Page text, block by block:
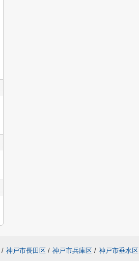
/ 神戸市長田区 / 神戸市兵庫区 / 神戸市垂水区